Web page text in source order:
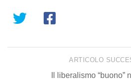
ARTICOLO
Il liberalismo “buono”